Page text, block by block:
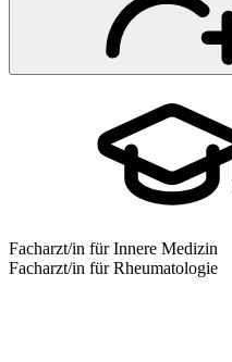
Facharzt/in für Innere Medizin
Facharzt/in für Rheumatologie